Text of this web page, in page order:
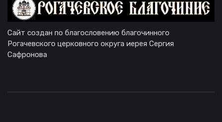
Сайт создан по благословению благочинного
Рогачевского церковного округа иерея Сергия
Сафронова